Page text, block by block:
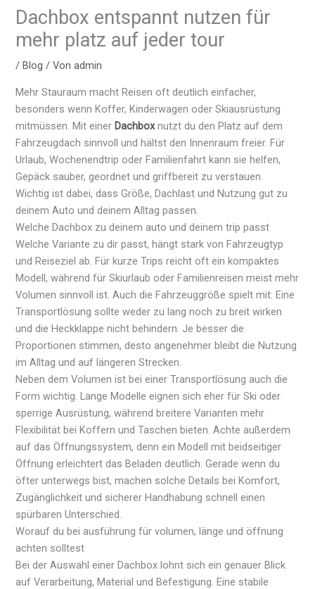
Dachbox entspannt nutzen für
mehr platz auf jeder tour
/Blog / Vonadmin
Mehr Stauraum macht Reisen oft deutlich einfacher,
besonders wenn Koffer, Kinderwagen oder Skiausrüstung
mitmüssen. Mit einer Dachboxnutzt du den Platz auf dem
Fahrzeugdach sinnvoll und hältst den Innenraum freier. Für
Urlaub, Wochenendtrip oder Familienfahrt kann sie helfen,
Gepäck sauber, geordnet und griffbereit zu verstauen.
Wichtig ist dabei, dass Größe, Dachlast und Nutzung gut zu
deinem Auto und deinem Alltag passen.
Welche Dachbox zu deinem auto und deinem trip passt
Welche Variante zu dir passt, hängt stark von Fahrzeugtyp
und Reiseziel ab. Für kurze Trips reicht oft ein kompaktes
Modell, während für Skiurlaub oder Familienreisen meist mehr
Volumen sinnvoll ist. Auch die Fahrzeuggröße spielt mit: Eine
Transportlösung sollte weder zu lang noch zu breit wirken
und die Heckklappe nicht behindern. Je besser die
Proportionen stimmen, desto angenehmer bleibt die Nutzung
im Alltag und auf längeren Strecken.
Neben dem Volumen ist bei einer Transportlösung auch die
Form wichtig. Lange Modelle eignen sich eher für Ski oder
sperrige Ausrüstung, während breitere Varianten mehr
Flexibilität bei Koffern und Taschen bieten. Achte außerdem
auf das Öffnungssystem, denn ein Modell mit beidseitiger
Öffnung erleichtert das Beladen deutlich. Gerade wenn du
öfter unterwegs bist, machen solche Details bei Komfort,
Zugänglichkeit und sicherer Handhabung schnell einen
spürbaren Unterschied.
Worauf du bei ausführung für volumen, länge und öffnung
achten solltest
Bei der Auswahl einer Dachbox lohnt sich ein genauer Blick
auf Verarbeitung, Material und Befestigung. Eine stabile